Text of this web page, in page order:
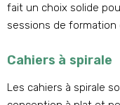
fait un choix solide
sessions de formation
Cahiers à spirale
Les cahiers à spirale